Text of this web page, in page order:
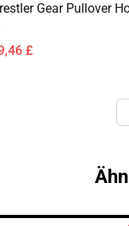
Gear Pullover
£